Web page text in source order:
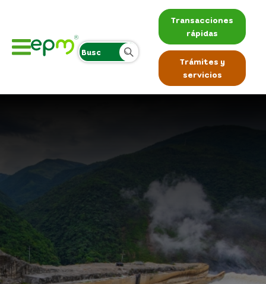
Transacciones
rápidas
Trámites y
servicios